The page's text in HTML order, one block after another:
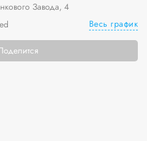
Завода, 4
Весь график